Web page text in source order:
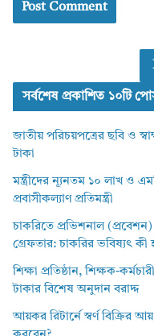
সর্বশেষ প্রকাশিত ১০টি
জাতীয় পরিচয়পত্রের ছবি ও
টাকা
মন্ত্রীদের ন্যূনতম ১০ লাখ ও
প্রবাসীকল্যাণ প্রতিমন্ত্রী
চাকরিতে প্রভিশনাল
গ্রেফতার: চাকরির ভবিষ্যৎ কী
শিক্ষা প্রতিষ্ঠান, শিক্ষক-
টাকার বিশেষ অনুদান বরাদ্দ
আয়কর রিটার্নে স্বর্ণ বিক্রির